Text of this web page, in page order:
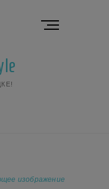
К
изображение